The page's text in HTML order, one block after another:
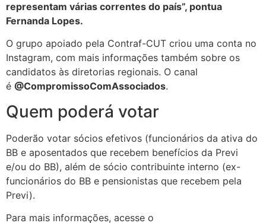
representam várias correntes do país”, pontua
Fernanda Lopes.
O grupo apoiado pela Contraf-CUT criou uma conta no
Instagram, com mais informações também sobre os
candidatos às diretorias regionais. O canal
é @CompromissoComAssociados.
Quem poderá votar
Poderão votar sócios efetivos (funcionários da ativa do
BB e aposentados que recebem benefícios da Previ
e/ou do BB), além de sócio contribuinte interno (ex-
funcionários do BB e pensionistas que recebem pela
Previ).
Para mais informações, acesse o